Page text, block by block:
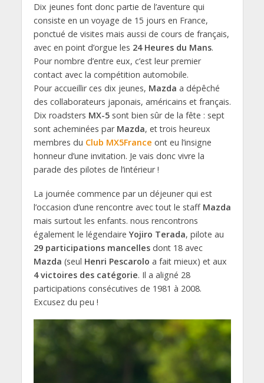
Dix jeunes font donc partie de l’aventure qui
consiste en un voyage de 15 jours en France,
ponctué de visites mais aussi de cours de français,
avec en point d’orgue les 24 Heures du Mans.
Pour nombre d’entre eux, c’est leur premier
contact avec la compétition automobile.
Pour accueillir ces dix jeunes, Mazda a dépêché
des collaborateurs japonais, américains et français.
Dix roadsters MX-5sont bien sûr de la fête : sept
sont acheminées par Mazda, et trois heureux
membres du Club MX5France ont eu l’insigne
honneur d’une invitation. Je vais donc vivre la
parade des pilotes de l’intérieur !
La journée commence par un déjeuner qui est
l’occasion d’une rencontre avec tout le staff Mazda
mais surtout les enfants. nous rencontrons
également le légendaireYojiro Terada, pilote au
29 participations mancellesdont 18 avec
Mazda (seul Henri Pescarolo a fait mieux) et aux
4 victoires des catégorie. Il a aligné 28
participations consécutives de 1981 à 2008.
Excusez du peu !